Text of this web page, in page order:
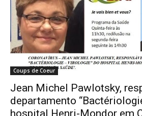
Coups de Coeur
Jean Michel Pawlotsky,
departamento
hospital Henri-Mondor em